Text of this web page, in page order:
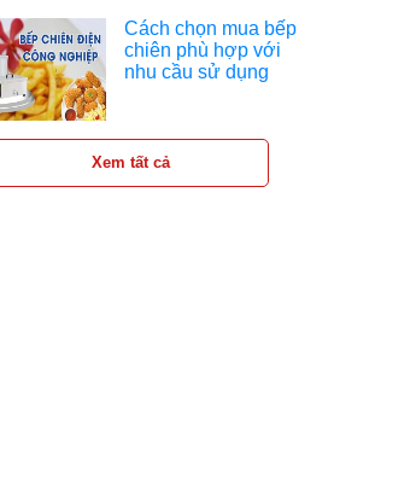
Cách chọn mua bếp
chiên phù hợp với
nhu cầu sử dụng
Xem tất cả